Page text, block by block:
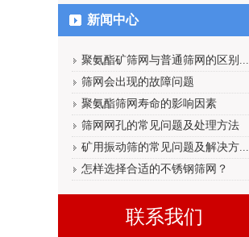
新闻中心
聚氨酯矿筛网与普通筛网的区别...
筛网会出现的故障问题
聚氨酯筛网寿命的影响因素
筛网网孔的常见问题及处理方法
矿用振动筛的常见问题及解决方...
怎样选择合适的不锈钢筛网？
联系我们